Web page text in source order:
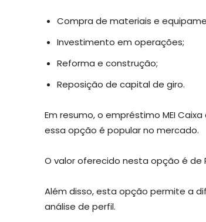
Compra de materiais e
Investimento em operações;
Reforma e construção;
Reposição de capital de giro.
Em resumo, o empréstimo MEI
essa opção é popular no mercado.
O valor oferecido nesta opção é de
Além disso, esta opção permite a
análise de perfil.